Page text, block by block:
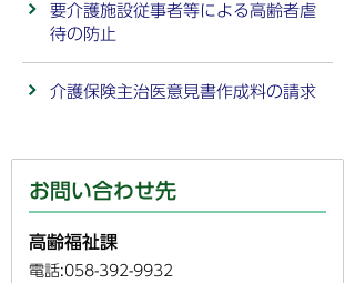
要介護施設従事者等による高齢者虐
待の防止
介護保険主治医意見書作成料の請求
お問い合わせ先
高齢福祉課
電話:058-392-9932